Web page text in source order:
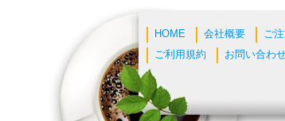
HOME 会社概要
ご
ご利用規約
お問い合わ